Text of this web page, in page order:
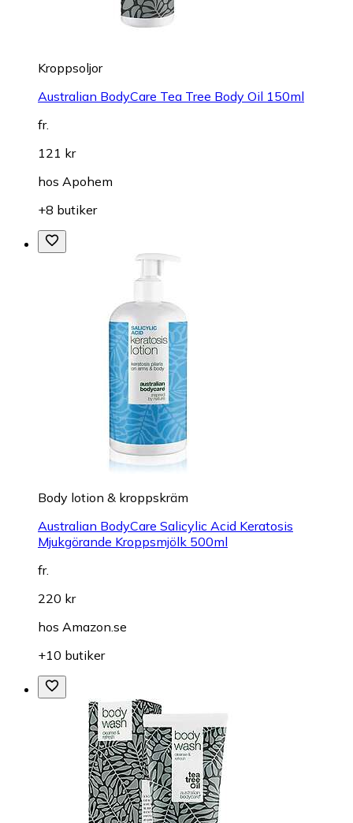
Kroppsoljor
Australian BodyCare Tea Tree Body Oil 150ml
fr.
121 kr
hos Apohem
+8 butiker
Body lotion & kroppskräm
Australian BodyCare Salicylic Acid Keratosis
Mjukgörande Kroppsmjölk 500ml
fr.
220 kr
hos Amazon.se
+10 butiker